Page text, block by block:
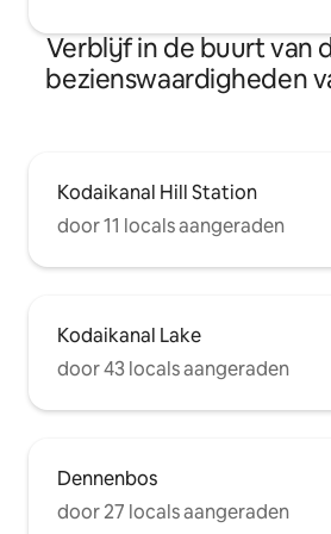
Verblijf in de buurt van
bezienswaardigheden
Kodaikanal Hill Station
door 11 locals aangeraden
Kodaikanal Lake
door 43 locals aangeraden
Dennenbos
door 27 locals aangeraden